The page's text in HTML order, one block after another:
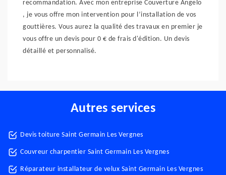
recommandation. Avec mon entreprise Couverture Angelo
, je vous offre mon intervention pour l’installation de vos
gouttières. Vous aurez la qualité des travaux en premier je
vous offre un devis pour 0 € de frais d'édition. Un devis
détaillé et personnalisé.
Autres services
Devis toiture Saint Germain Les Vergnes
Couvreur charpentier Saint Germain Les Vergnes
Réparateur installateur de velux Saint Germain Les Vergnes